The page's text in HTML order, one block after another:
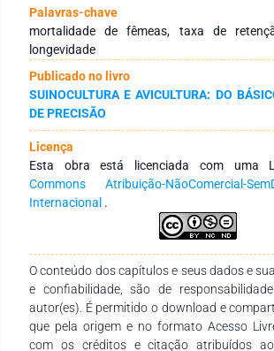
no rebanho, que torna a produção mais
termos de sanidade do plantel. Esta
discute o impacto do aumento da taxa de
leitoas nos sistemas intensivos de
modernos e atuais e aponta possíveis
adequar os mesmos a nova realidade.
Palavras-chave
mortalidade de fêmeas, taxa de
longevidade
Publicado no livro
SUINOCULTURA E AVICULTURA: DO
DE PRECISÃO
Licença
Esta obra está licenciada com uma
Commons Atribuição-NãoComercial-
Internacional .
O conteúdo dos capítulos e seus dados e
e confiabilidade, são de
autor(es). É permitido o download e
que pela origem e no formato Acesso
com os créditos e citação atribuídos